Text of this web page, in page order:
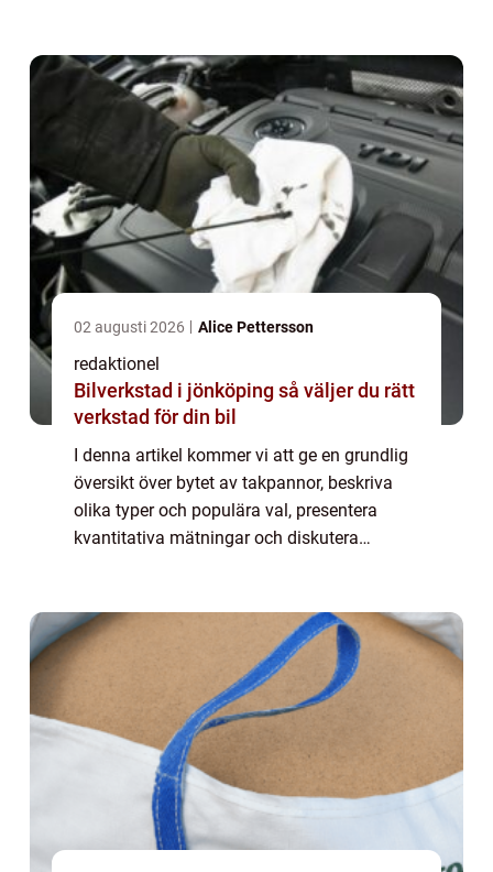
av...
02 augusti 2026 Alice Pettersson
redaktionel
Bilverkstad i jönköping så väljer du rätt
verkstad för din bil
I denna artikel kommer vi att ge en grundlig
översikt över bytet av takpannor, beskriva
olika typer och populära val, presentera
kvantitativa mätningar och diskutera
av...